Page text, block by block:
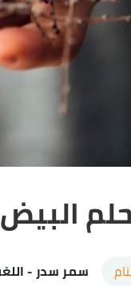
البيض
سمر سدر -